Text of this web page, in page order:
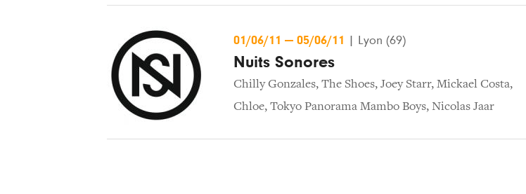
01/06/11 — 05/06/11 Lyon (69)
Nuits Sonores
Chilly Gonzales, The Shoes, Joey Starr, Mickael Costa,
Chloe, Tokyo Panorama Mambo Boys, Nicolas Jaar